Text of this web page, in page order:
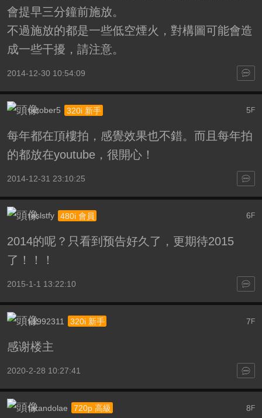
會提早三分鐘前施放。
不過施放的都是一些低空煙火，對構圖可能會造
成一些干擾，請注意。
2014-12-30 10:54:09
5 F
october5 320i 新手
每年都在頂樓拍，感覺效果也不錯。而且每年拍
的都放在youtube，很開心！
2014-12-31 23:10:25
6 F
reslstfy 480i 會員
2014的呢？只看到预告好久了，更期待2015
了！！！
2015-1-1 13:22:10
7F
k1992311 320i 新手
感谢楼主
2020-2-28 10:27:41
8F
farandolae 720p 高級